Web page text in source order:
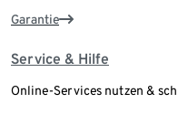
Garantie
Service & Hilfe
Online-Services nutzen &